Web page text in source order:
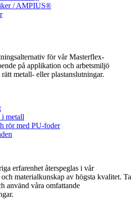
/ AMPIUS®
för vår Masterflex-
på applikation och arbetsmiljö
metall- eller plastanslutningar.
metall
rör med PU-foder
erfarenhet återspeglas i vår
materialkunskap av högsta kvalitet. Ta
använd våra omfattande